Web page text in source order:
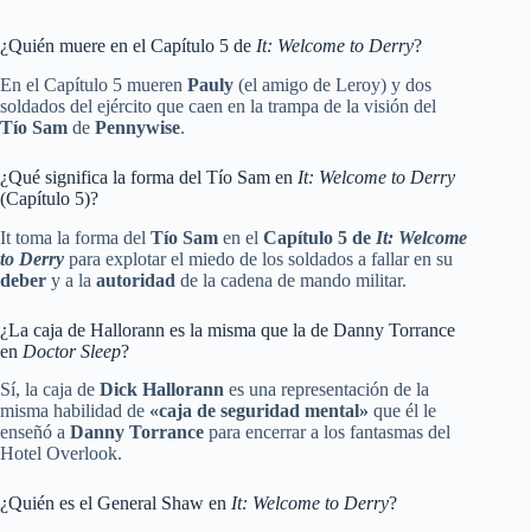
¿Quién muere en el Capítulo 5 de It: Welcome to Derry?
En el Capítulo 5 mueren Pauly (el amigo de Leroy) y dos
soldados del ejército que caen en la trampa de la visión del
Tío Sam de Pennywise.
¿Qué significa la forma del Tío Sam en It: Welcome to Derry
(Capítulo 5)?
It toma la forma del Tío Sam en el Capítulo 5 de It: Welcome
to Derry para explotar el miedo de los soldados a fallar en su
deber y a la autoridad de la cadena de mando militar.
¿La caja de Hallorann es la misma que la de Danny Torrance
en Doctor Sleep?
Sí, la caja de Dick Hallorann es una representación de la
misma habilidad de «caja de seguridad mental» que él le
enseñó a Danny Torrance para encerrar a los fantasmas del
Hotel Overlook.
¿Quién es el General Shaw en It: Welcome to Derry?